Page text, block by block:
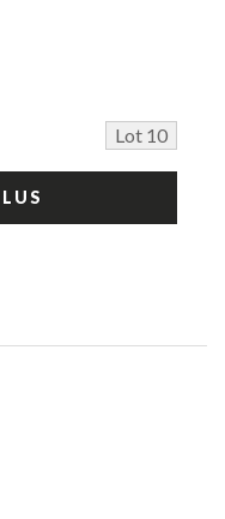
Lot 10